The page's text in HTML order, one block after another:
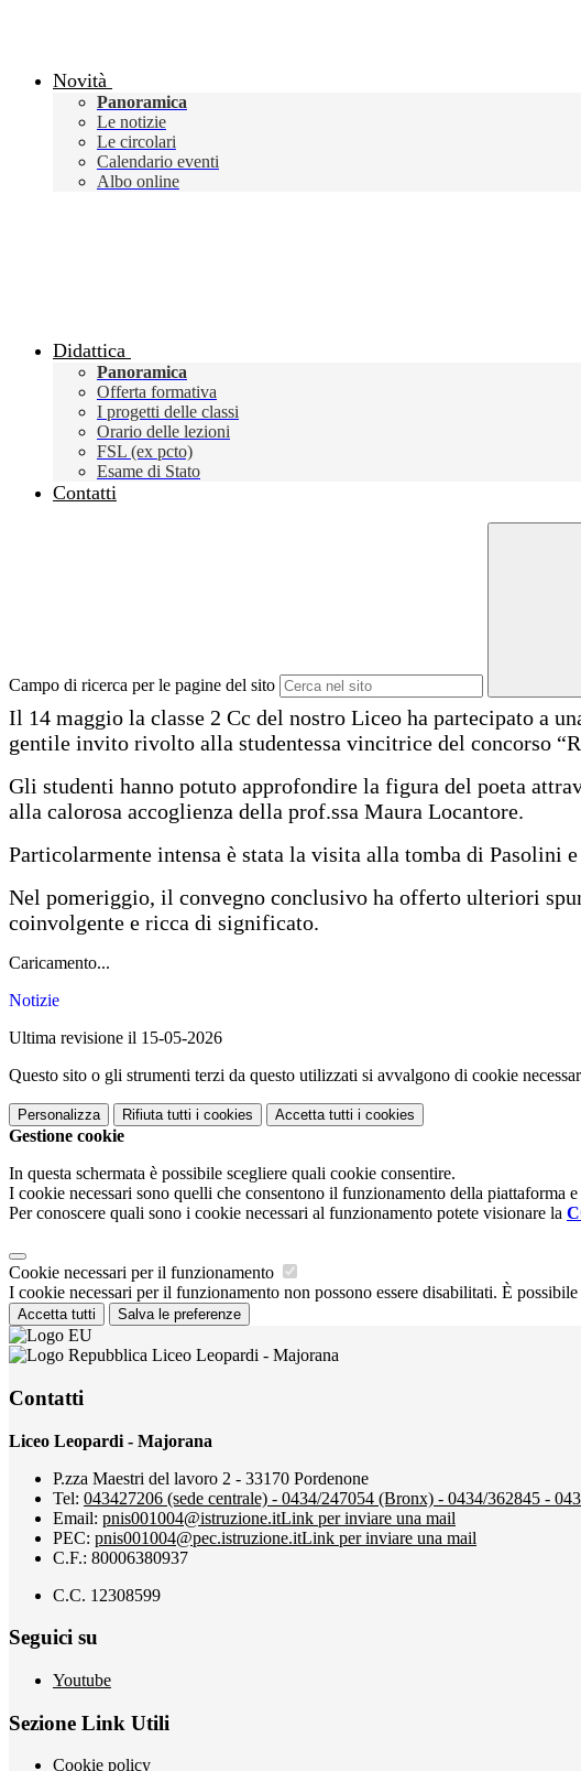
Novità
Panoramica
Le notizie
Le circolari
Calendario eventi
Albo online
Didattica
Panoramica
Offerta formativa
I progetti delle classi
Orario delle lezioni
FSL (ex pcto)
Esame di Stato
Contatti
Campo di ricerca per le pagine del sito
Il 14 maggio la classe 2 Cc del nostro Liceo ha partecipato a
gentile invito rivolto alla studentessa vincitrice del concorso
Gli studenti hanno potuto approfondire la figura del poeta
alla calorosa accoglienza della prof.ssa Maura Locantore.
Particolarmente intensa è stata la visita alla tomba di
Nel pomeriggio, il convegno conclusivo ha offerto ulteriori
coinvolgente e ricca di significato.
Caricamento...
Notizie
Ultima revisione il 15-05-2026
Questo sito o gli strumenti terzi da questo utilizzati si avvalgono di cookie
Personalizza Rifiuta tutti i cookies Accetta tutti i cookies
Gestione cookie
In questa schermata è possibile scegliere quali cookie consentire.
I cookie necessari sono quelli che consentono il funzionamento della piattaforma
Per conoscere quali sono i cookie necessari al funzionamento potete visionare la
Cookie necessari per il funzionamento
I cookie necessari per il funzionamento non possono essere disabilitati. È
Accetta tutti Salva le preferenze
Liceo Leopardi - Majorana
Contatti
Liceo Leopardi - Majorana
P.zza Maestri del lavoro 2 - 33170 Pordenone
Tel: 043427206 (sede centrale) - 0434/247054 (Bronx) - 0434/362845 -
Email: pnis001004@istruzione.itLink per inviare una mail
PEC: pnis001004@pec.istruzione.itLink per inviare una mail
C.F.: 80006380937
C.C. 12308599
Seguici su
Youtube
Sezione Link Utili
Cookie policy